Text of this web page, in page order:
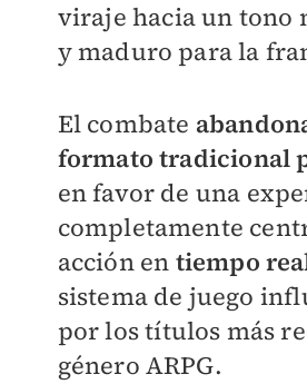
viraje hacia un tono
y maduro para la
El combate
formato tradicional
en favor de una
completamente
acción en tiempo
sistema de juego
por los títulos más
género ARPG.